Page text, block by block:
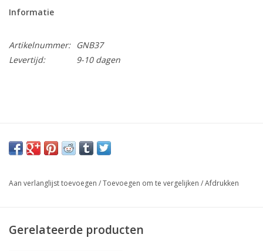
Informatie
Artikelnummer:
GNB37
Levertijd:
9-10 dagen
Aan verlanglijst toevoegen /Toevoegen om te vergelijken /Afdrukken
Gerelateerde producten